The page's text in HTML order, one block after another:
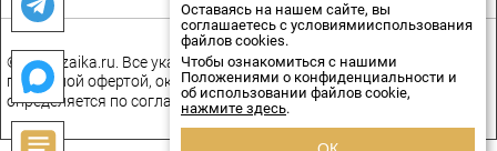
© spmozaika.ru. Все указанные на сайте цены не являются
публичной офертой, окончательная стоимость товаров
определяется по соглашению сторон.
Оставаясь на нашем сайте, вы
соглашаетесь с условиямииспользования
файлов cookies.
Чтобы ознакомиться с нашими
Положениями о конфиденциальности и
об использовании файлов cookie,
нажмите здесь.